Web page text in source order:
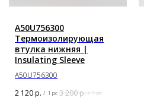
A50U756300
Термоизолирующая
втулка нижняя |
Insulating Sleeve
A50U756300
2 120р. / 1 pc 3 200р. / 1 pc